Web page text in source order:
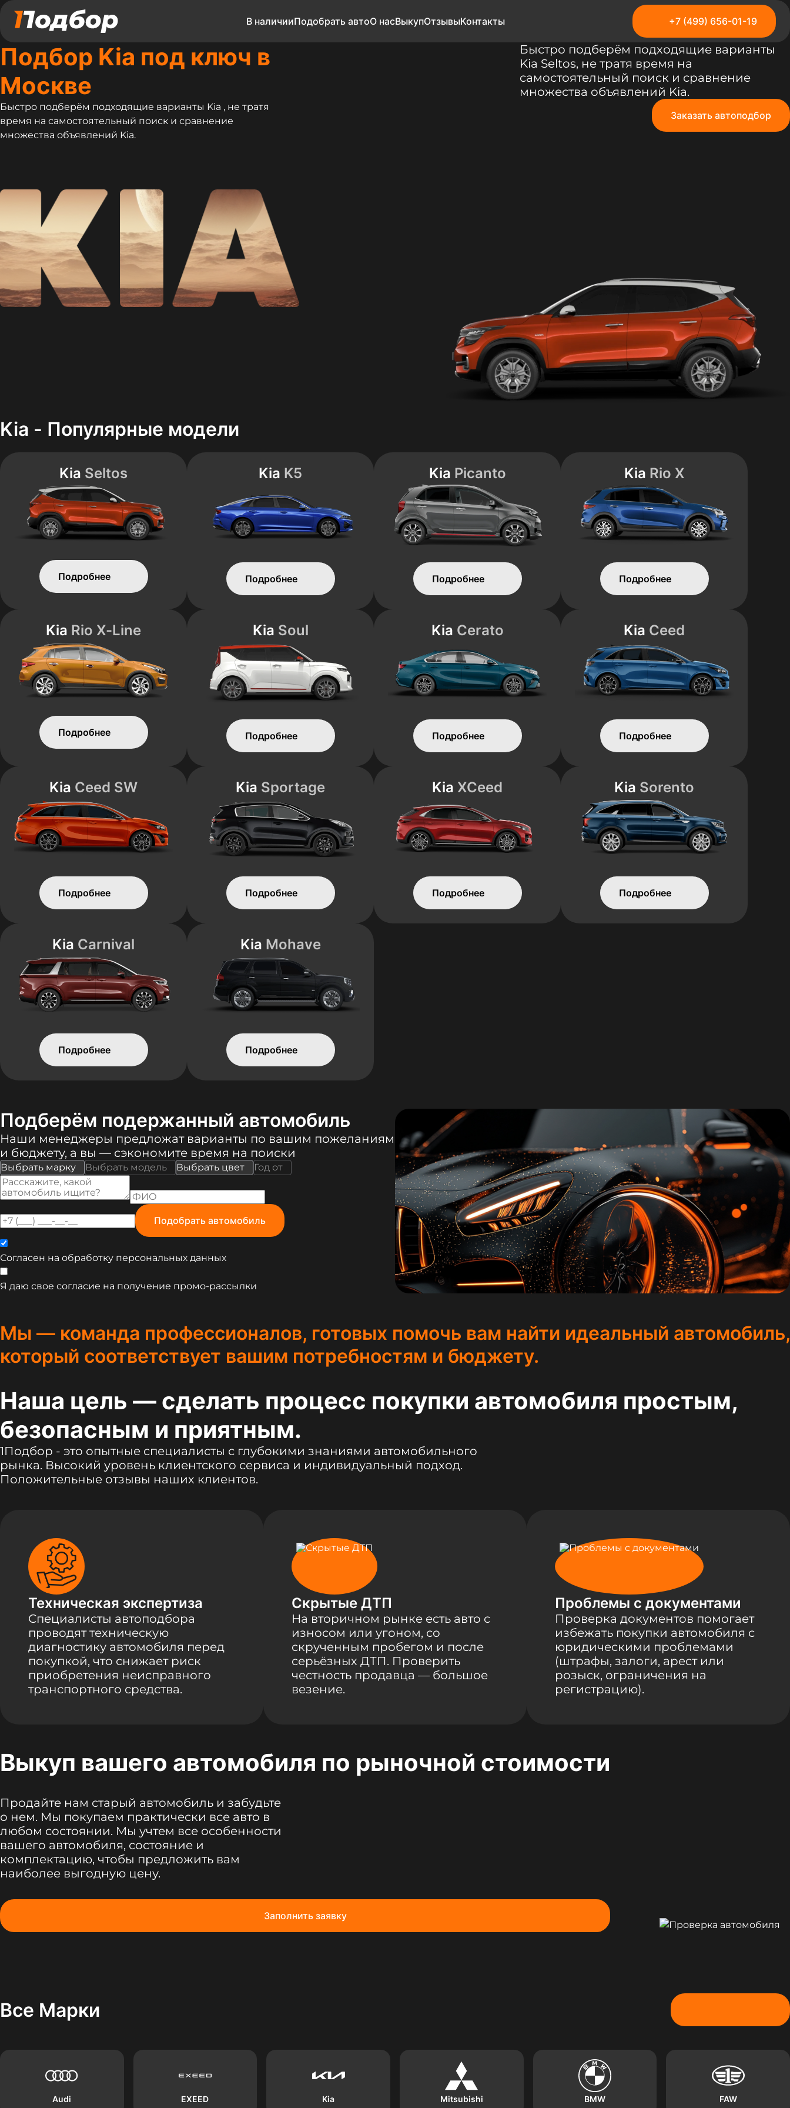
В наличииПодобрать автоО насВыкупОтзывыКонтакты +7 (499) 656-01-19
Подбор Kia под ключ в
Москве
Быстро подберём подходящие варианты Kia , не тратя
время на самостоятельный поиск и сравнение
множества объявлений Kia.
Быстро подберём подходящие варианты
Kia Seltos, не тратя время на
самостоятельный поиск и сравнение
множества объявлений Kia.
Заказать автоподбор
Kia - Популярные модели
Kia Seltos
Подробнее
Kia K5
Подробнее
Kia Picanto
Подробнее
Kia Rio X
Подробнее
Kia Rio X-Line
Подробнее
Kia Soul
Подробнее
Kia Cerato
Подробнее
Kia Ceed
Подробнее
Kia Ceed SW
Подробнее
Kia Sportage
Подробнее
Kia XCeed
Подробнее
Kia Sorento
Подробнее
Kia Carnival
Подробнее
Kia Mohave
Подробнее
Подберём подержанный автомобиль
Наши менеджеры предложат варианты по вашим пожеланиям
и бюджету, а вы — сэкономите время на поиски
Выбрать марку Выбрать модель Выбрать цвет Год от
Подобрать автомобиль
Согласен на обработку персональных данных
Я даю свое согласие на получение промо-рассылки
Мы — команда профессионалов, готовых помочь вам найти идеальный автомобиль,
который соответствует вашим потребностям и бюджету.
Наша цель — сделать процесс покупки автомобиля простым,
безопасным и приятным.
1Подбор - это опытные специалисты с глубокими знаниями автомобильного
рынка. Высокий уровень клиентского сервиса и индивидуальный подход.
Положительные отзывы наших клиентов.
Техническая экспертиза
Специалисты автоподбора
проводят техническую
диагностику автомобиля перед
покупкой, что снижает риск
приобретения неисправного
транспортного средства.
Скрытые ДТП
На вторичном рынке есть авто с
износом или угоном, со
скрученным пробегом и после
серьёзных ДТП. Проверить
честность продавца — большое
везение.
Проблемы с документами
Проверка документов помогает
избежать покупки автомобиля с
юридическими проблемами
(штрафы, залоги, арест или
розыск, ограничения на
регистрацию).
Выкуп вашего автомобиля по рыночной стоимости
Продайте нам старый автомобиль и забудьте
о нем. Мы покупаем практически все авто в
любом состоянии. Мы учтем все особенности
вашего автомобиля, состояние и
комплектацию, чтобы предложить вам
наиболее выгодную цену.
Заполнить заявку
Все Марки
Audi EXEED Kia Mitsubishi BMW FAW